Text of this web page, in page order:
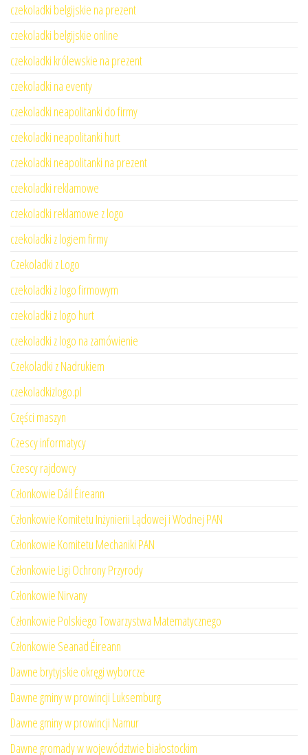
czekoladki belgijskie na prezent
czekoladki belgijskie online
czekoladki królewskie na prezent
czekoladki na eventy
czekoladki neapolitanki do firmy
czekoladki neapolitanki hurt
czekoladki neapolitanki na prezent
czekoladki reklamowe
czekoladki reklamowe z logo
czekoladki z logiem firmy
Czekoladki z Logo
czekoladki z logo firmowym
czekoladki z logo hurt
czekoladki z logo na zamówienie
Czekoladki z Nadrukiem
czekoladkizlogo.pl
Części maszyn
Czescy informatycy
Czescy rajdowcy
Członkowie Dáil Éireann
Członkowie Komitetu Inżynierii Lądowej i Wodnej PAN
Członkowie Komitetu Mechaniki PAN
Członkowie Ligi Ochrony Przyrody
Członkowie Nirvany
Członkowie Polskiego Towarzystwa Matematycznego
Członkowie Seanad Éireann
Dawne brytyjskie okręgi wyborcze
Dawne gminy w prowincji Luksemburg
Dawne gminy w prowincji Namur
Dawne gromady w województwie białostockim